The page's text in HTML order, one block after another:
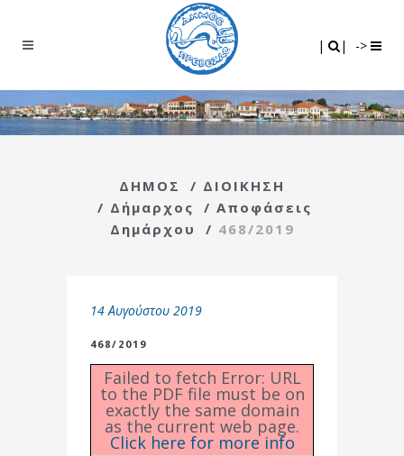
| | ->
ΔΗΜΟΣ / ΔΙΟΙΚΗΣΗ
/ Δήμαρχος / Αποφάσεις
Δημάρχου
/ 468/2019
14 Αυγούστου 2019
468/2019
Failed to fetch Error: URL
to the PDF file must be on
exactly the same domain
as the current web page.
Click here for more info